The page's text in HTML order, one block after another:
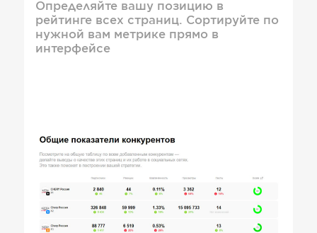
Определяйте вашу позицию в
рейтинге всех страниц. Сортируйте по
нужной вам метрике прямо в
интерфейсе